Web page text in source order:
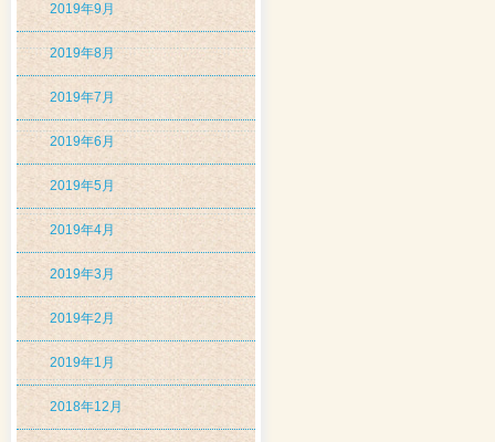
2019年9月
2019年8月
2019年7月
2019年6月
2019年5月
2019年4月
2019年3月
2019年2月
2019年1月
2018年12月